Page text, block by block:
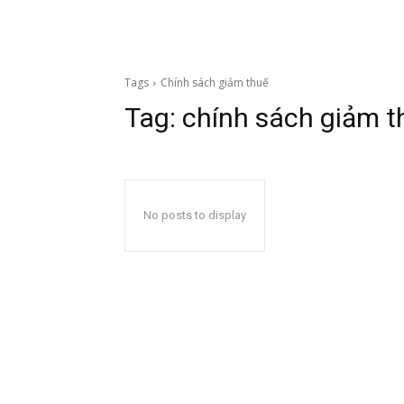
Tags Chính sách giảm thuế
Tag: chính sách giảm
No posts to display